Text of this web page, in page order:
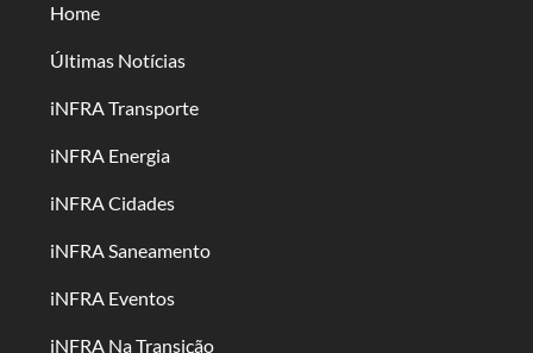
Home
Últimas Notícias
iNFRA Transporte
iNFRA Energia
iNFRA Cidades
iNFRA Saneamento
iNFRA Eventos
iNFRA Na Transição